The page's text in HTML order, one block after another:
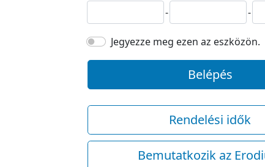
-
-
Jegyezze meg ezen az eszközön.
Belépés
Rendelési idők
Bemutatkozik az